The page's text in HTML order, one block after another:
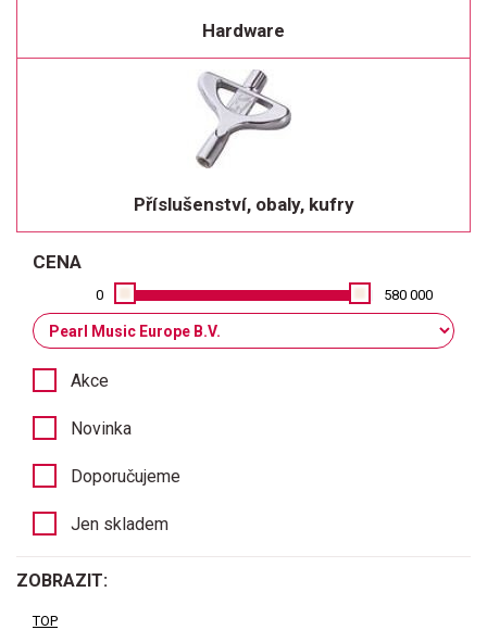
Hardware
Příslušenství, obaly, kufry
CENA
0 580 000
Akce
Novinka
Doporučujeme
Jen skladem
ZOBRAZIT:
TOP